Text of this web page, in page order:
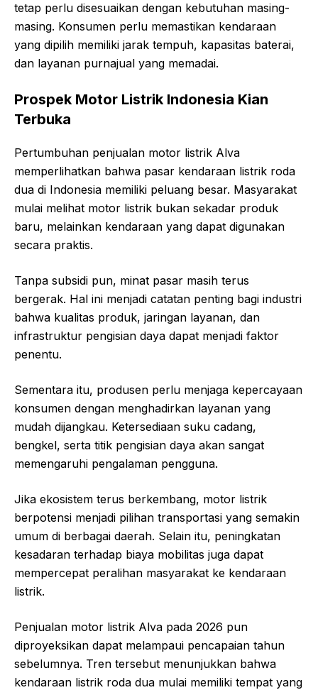
tetap perlu disesuaikan dengan kebutuhan masing-
masing. Konsumen perlu memastikan kendaraan
yang dipilih memiliki jarak tempuh, kapasitas baterai,
dan layanan purnajual yang memadai.
Prospek Motor Listrik Indonesia Kian
Terbuka
Pertumbuhan penjualan motor listrik Alva
memperlihatkan bahwa pasar kendaraan listrik roda
dua di Indonesia memiliki peluang besar. Masyarakat
mulai melihat motor listrik bukan sekadar produk
baru, melainkan kendaraan yang dapat digunakan
secara praktis.
Tanpa subsidi pun, minat pasar masih terus
bergerak. Hal ini menjadi catatan penting bagi industri
bahwa kualitas produk, jaringan layanan, dan
infrastruktur pengisian daya dapat menjadi faktor
penentu.
Sementara itu, produsen perlu menjaga kepercayaan
konsumen dengan menghadirkan layanan yang
mudah dijangkau. Ketersediaan suku cadang,
bengkel, serta titik pengisian daya akan sangat
memengaruhi pengalaman pengguna.
Jika ekosistem terus berkembang, motor listrik
berpotensi menjadi pilihan transportasi yang semakin
umum di berbagai daerah. Selain itu, peningkatan
kesadaran terhadap biaya mobilitas juga dapat
mempercepat peralihan masyarakat ke kendaraan
listrik.
Penjualan motor listrik Alva pada 2026 pun
diproyeksikan dapat melampaui pencapaian tahun
sebelumnya. Tren tersebut menunjukkan bahwa
kendaraan listrik roda dua mulai memiliki tempat yang